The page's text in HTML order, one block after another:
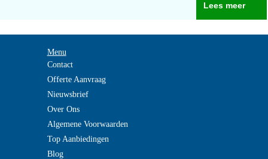
Lees meer
Menu
Contact
Offerte Aanvraag
Nieuwsbrief
Over Ons
Algemene Voorwaarden
Top Aanbiedingen
Blog